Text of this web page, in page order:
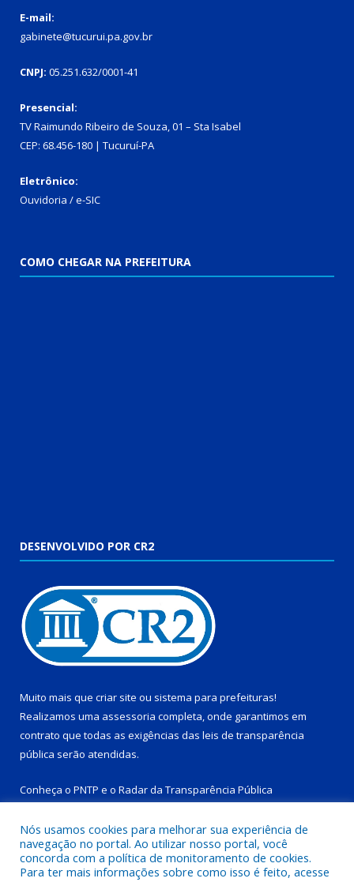
E-mail:
gabinete@tucurui.pa.gov.br
CNPJ: 05.251.632/0001-41
Presencial:
TV Raimundo Ribeiro de Souza, 01 – Sta Isabel
CEP: 68.456-180 | Tucuruí-PA
Eletrônico:
Ouvidoria /e-SIC
COMO CHEGAR NA PREFEITURA
DESENVOLVIDO POR CR2
Muito mais que criar site ou sistema para prefeituras!
Realizamos uma assessoria completa, onde garantimos em
contrato que todas as exigências das leis de transparência
pública serão atendidas.
Conheça o PNTP e o Radar da Transparência Pública
Todos os direitos reservados a Prefeitura Municipal de Tucuruí-
Nós usamos cookies para melhorar sua experiência de
navegação no portal. Ao utilizar nosso portal, você
concorda com a política de monitoramento de cookies.
Para ter mais informações sobre como isso é feito, acesse